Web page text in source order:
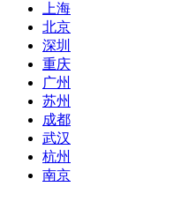
上海
北京
深圳
重庆
广州
苏州
成都
武汉
杭州
南京